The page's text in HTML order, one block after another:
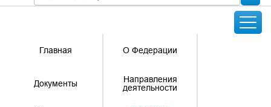
Главная О Федерации
Документы
Направления
деятельности